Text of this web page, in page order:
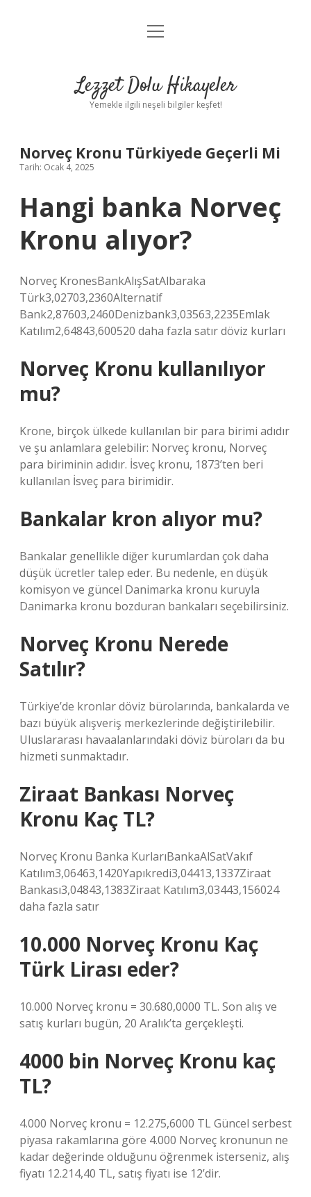
Anasayfa
Yasal Uyarı
menüyü
Lezzet Dolu Hikayeler
Yemekle ilgili neşeli bilgiler keşfet!
Norveç Kronu Türkiyede Geçerli Mi
Tarih: Ocak 4, 2025
Hangi banka Norveç
Kronu alıyor?
Norveç KronesBankAlışSatAlbaraka
Türk3,02703,2360Alternatif
Bank2,87603,2460Denizbank3,03563,2235Emlak
Katılım2,64843,600520 daha fazla satır döviz kurları
Norveç Kronu kullanılıyor
mu?
Krone, birçok ülkede kullanılan bir para birimi adıdır
ve şu anlamlara gelebilir: Norveç kronu, Norveç
para biriminin adıdır. İsveç kronu, 1873’ten beri
kullanılan İsveç para birimidir.
Bankalar kron alıyor mu?
Bankalar genellikle diğer kurumlardan çok daha
düşük ücretler talep eder. Bu nedenle, en düşük
komisyon ve güncel Danimarka kronu kuruyla
Danimarka kronu bozduran bankaları seçebilirsiniz.
Norveç Kronu Nerede
Satılır?
Türkiye’de kronlar döviz bürolarında, bankalarda ve
bazı büyük alışveriş merkezlerinde değiştirilebilir.
Uluslararası havaalanlarındaki döviz büroları da bu
hizmeti sunmaktadır.
Ziraat Bankası Norveç
Kronu Kaç TL?
Norveç Kronu Banka KurlarıBankaAlSatVakıf
Katılım3,06463,1420Yapıkredi3,04413,1337Ziraat
Bankası3,04843,1383Ziraat Katılım3,03443,156024
daha fazla satır
10.000 Norveç Kronu Kaç
Türk Lirası eder?
10.000 Norveç kronu = 30.680,0000 TL. Son alış ve
satış kurları bugün, 20 Aralık’ta gerçekleşti.
4000 bin Norveç Kronu kaç
TL?
4.000 Norveç kronu = 12.275,6000 TL Güncel serbest
piyasa rakamlarına göre 4.000 Norveç kronunun ne
kadar değerinde olduğunu öğrenmek isterseniz, alış
fiyatı 12.214,40 TL, satış fiyatı ise 12’dir.